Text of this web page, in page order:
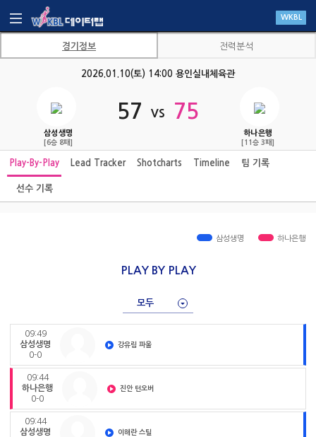
WKBL
경기정보 전력분석
2026.01.10(토) 14:00 용인실내체육관
삼성생명
[6승 8패]
57
하나은행
[11승 3패]
75
Play-By-Play Lead Tracker Shotcharts Timeline 팀 기록
선수 기록
삼성생명 하나은행
PLAY BY PLAY
모두
09:49
삼성생명
0-0
강유림 파울
09:44
하나은행
0-0
진안 턴오버
09:44
삼성생명
이해란 스틸